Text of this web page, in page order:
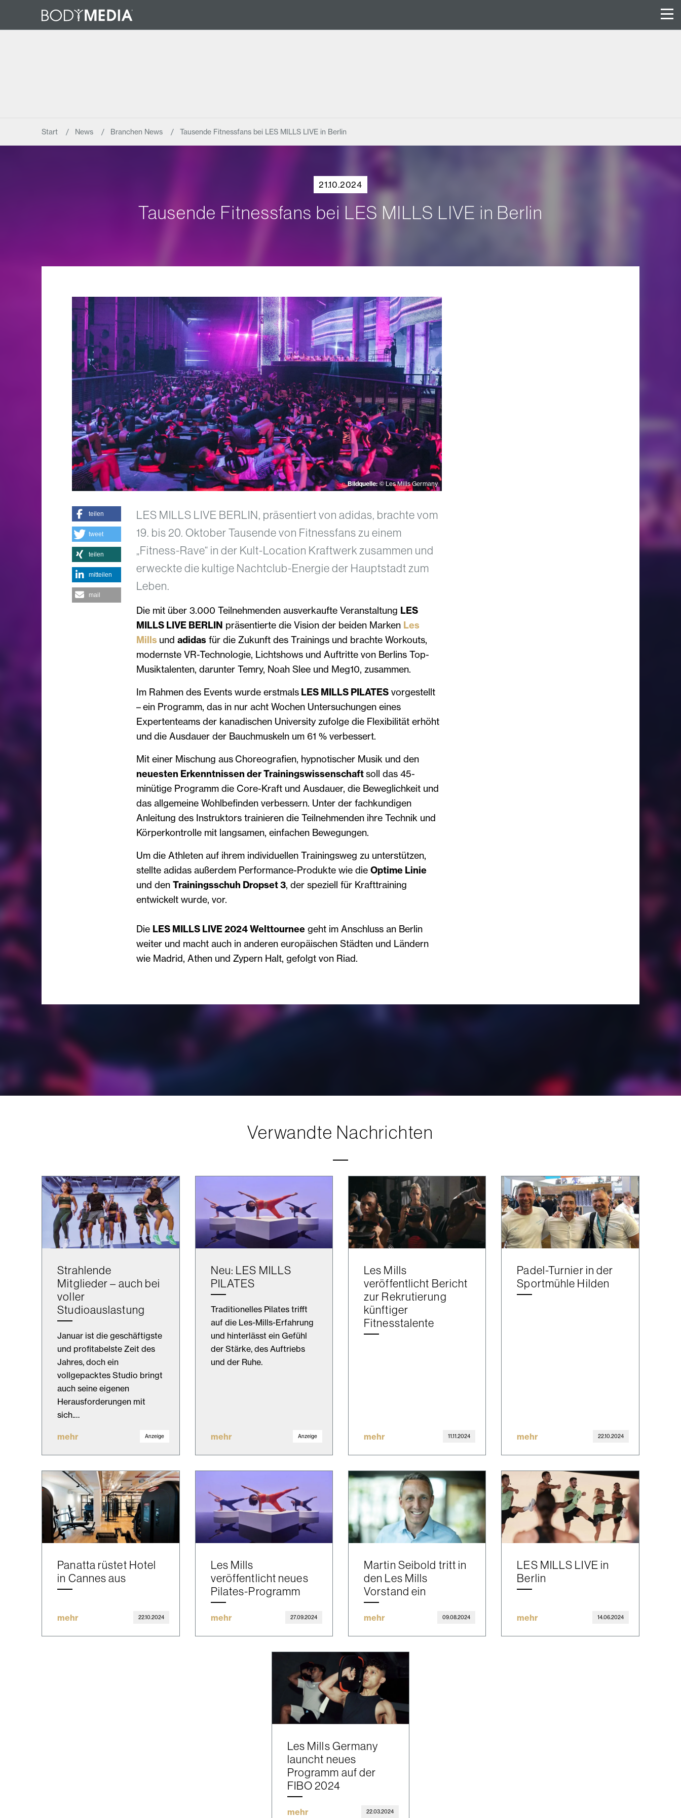
Start News Branchen News Tausende Fitnessfans bei LES MILLS LIVE in Berlin
21.10.2024
Tausende Fitnessfans bei LES MILLS LIVE in Berlin
Bildquelle:© Les Mills Germany
LES MILLS LIVE BERLIN, präsentiert von adidas, brachte vom
19. bis 20. Oktober Tausende von Fitnessfans zu einem
„Fitness-Rave“ in der Kult-Location Kraftwerk zusammen und
erweckte die kultige Nachtclub-Energie der Hauptstadt zum
Leben.
Die mit über 3.000 Teilnehmenden ausverkaufte Veranstaltung LES
MILLS LIVE BERLIN präsentierte die Vision der beiden Marken Les
Mills und adidasfür die Zukunft des Trainings und brachte Workouts,
modernste VR-Technologie, Lichtshows und Auftritte von Berlins Top-
Musiktalenten, darunter Temry, Noah Slee und Meg10, zusammen.
Im Rahmen des Events wurde erstmals LES MILLS PILATESvorgestellt
– ein Programm, das in nur acht Wochen Untersuchungen eines
Expertenteams der kanadischen University zufolge die Flexibilität erhöht
und die Ausdauer der Bauchmuskeln um 61 % verbessert.
Mit einer Mischung aus Choreografien, hypnotischer Musik und den
neuesten Erkenntnissen der Trainingswissenschaftsoll das 45-
minütige Programm die Core-Kraft und Ausdauer, die Beweglichkeit und
das allgemeine Wohlbefinden verbessern. Unter der fachkundigen
Anleitung des Instruktors trainieren die Teilnehmenden ihre Technik und
Körperkontrolle mit langsamen, einfachen Bewegungen.
Um die Athleten auf ihrem individuellen Trainingsweg zu unterstützen,
stellte adidas außerdem Performance-Produkte wie die Optime Linie
und den Trainingsschuh Dropset 3, der speziell für Krafttraining
entwickelt wurde, vor.
Die LES MILLS LIVE 2024 Welttourneegeht im Anschluss an Berlin
weiter und macht auch in anderen europäischen Städten und Ländern
wie Madrid, Athen und Zypern Halt, gefolgt von Riad.
teilen
tweet
teilen
mitteilen
mail
Verwandte Nachrichten
Strahlende
Mitglieder – auch bei
voller
Studioauslastung
Januar ist die geschäftigste
und profitabelste Zeit des
Jahres, doch ein
vollgepacktes Studio bringt
auch seine eigenen
Herausforderungen mit
sich.…
mehr Anzeige
Neu: LES MILLS
PILATES
Traditionelles Pilates trifft
auf die Les-Mills-Erfahrung
und hinterlässt ein Gefühl
der Stärke, des Auftriebs
und der Ruhe.
mehr Anzeige
Les Mills
veröffentlicht Bericht
zur Rekrutierung
künftiger
Fitnesstalente
mehr 11.11.2024
Padel-Turnier in der
Sportmühle Hilden
mehr 22.10.2024
Panatta rüstet Hotel
in Cannes aus
mehr 22.10.2024
Les Mills
veröffentlicht neues
Pilates-Programm
mehr 27.09.2024
Martin Seibold tritt in
den Les Mills
Vorstand ein
mehr 09.08.2024
LES MILLS LIVE in
Berlin
mehr 14.06.2024
Les Mills Germany
launcht neues
Programm auf der
FIBO 2024
mehr 22.03.2024